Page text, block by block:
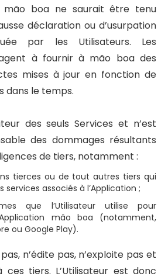
mão boa ne saurait être tenu
déclaration ou d’usurpation
par les Utilisateurs. Les
à fournir à mão boa des
mises à jour en fonction de
dans le temps.
des seuls Services et n’est
des dommages résultants
de tiers, notamment :
tierces ou de tout autres tiers qui
services associés à l’Application ;
que l’Utilisateur utilise pour
mão boa (notamment,
ou Google Play).
n’édite pas, n’exploite pas et
ces tiers. L’Utilisateur est donc